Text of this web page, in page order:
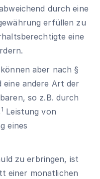
durch eine
erfüllen zu
eine
können aber nach§
eine andere Art der
so z.B. durch
1 Leistung von
eines
zu erbringen, ist
einer monatlichen